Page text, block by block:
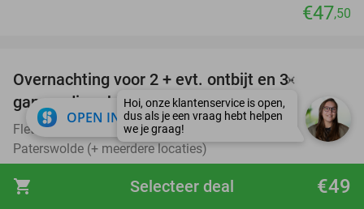
shopping_cart €49
Selecteer deal
€47,50
Overnachting voor 2 + evt. ontbijt en 3-
gangendiner bij Fletcher Hotels
Fletcher Hotels
Paterswolde (+ meerdere locaties)
€45
Excl. ca. €3 p.p.p.n. toeristenbelasting
OPEN IN APP close